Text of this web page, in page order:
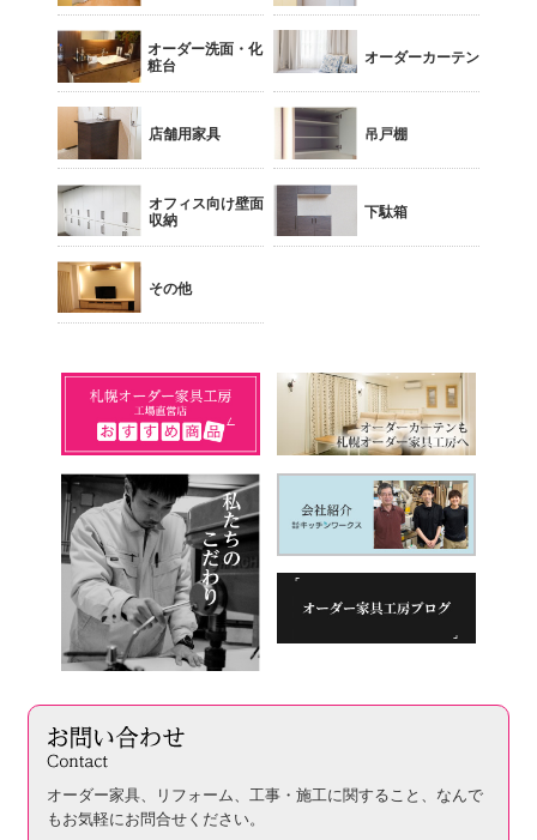
オーダー洗面・化
粧台
オーダーカーテン
店舗用家具 吊戸棚
オフィス向け壁面
収納
下駄箱
その他
オーダー家具、リフォーム、工事・施工に関すること、 なんで
もお気軽にお問合せください。